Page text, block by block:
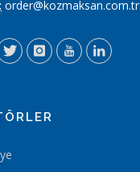
order@kozmaksan.com.tr